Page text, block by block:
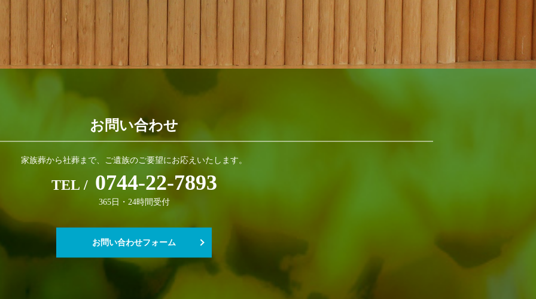
お問い合わせ
家族葬から社葬まで、 ご遺族のご要望にお応えいたします。
TEL / 0744-22-7893
365日・24時間受付
お問い合わせフォーム